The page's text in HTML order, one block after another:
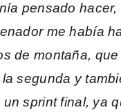
pensado hacer,
me había
de montaña,
segunda y
sprint final, ya